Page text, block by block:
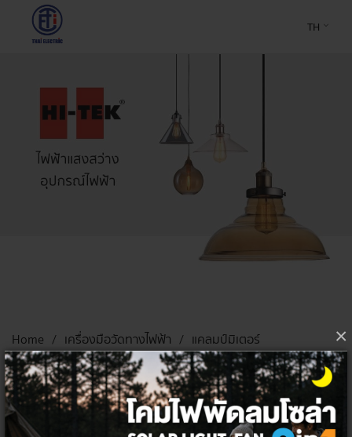
×
TH
Home เครื่องมือวัดทางไฟฟ้า
แคลมป์มิเตอร์
ตัวกรอง
ทั้งหมด
สินค้า
หมด